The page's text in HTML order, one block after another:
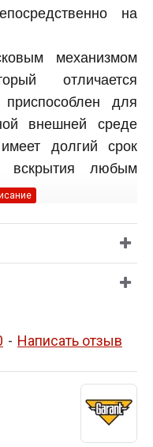
на
механизмом
отличается
для
внешней среде
долгий срок
любым
БЛОК ПРО
БЛОК ЛЮКС:
разы увеличивает
существенно
называемые "уши")
- Написать отзыв